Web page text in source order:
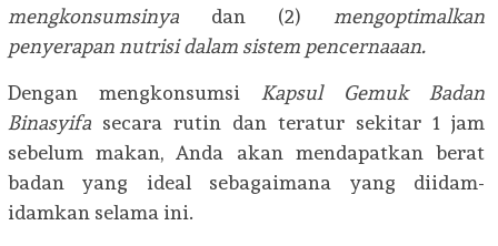
mengkonsumsinya dan (2) mengoptimalkan
penyerapan nutrisi dalam sistem pencernaaan.
Dengan mengkonsumsi Kapsul Gemuk Badan
Binasyifa secara rutin dan teratur sekitar 1 jam
sebelum makan, Anda akan mendapatkan berat
badan yang ideal sebagaimana yang diidam-
idamkan selama ini.